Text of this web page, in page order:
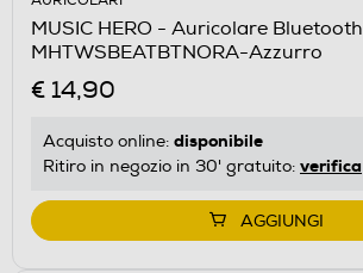
MUSIC HERO - Auricolare Bluetooth
MHTWSBEATBTNORA-Azzurro
€ 14,90
Acquisto online: disponibile
Ritiro in negozio in 30' gratuito: verifica
AGGIUNGI